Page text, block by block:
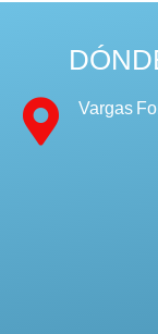
Vargas